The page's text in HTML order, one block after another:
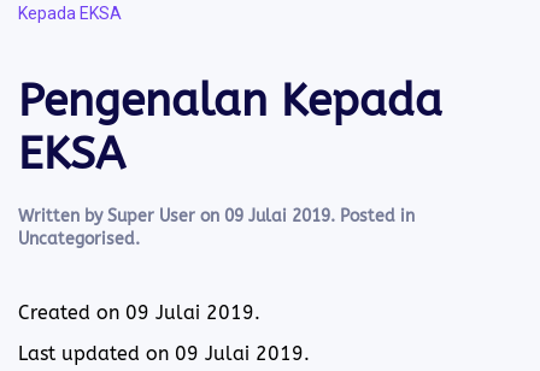
Kepada EKSA
Pengenalan Kepada
EKSA
Written by Super User on 09 Julai 2019. Posted in
Uncategorised.
Created on 09 Julai 2019.
Last updated on 09 Julai 2019.